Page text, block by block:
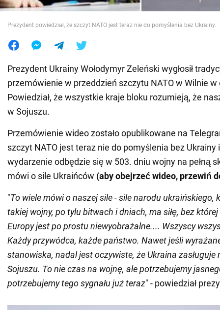
Jedzenie
Prezydent powiedział, że szczyt NATO jest teraz nie do pomyślenia bez Ukrainy.
Prezydent Ukrainy Wołodymyr Zeleński wygłosił
przemówienie w przeddzień szczytu NATO w Wilnie w
Powiedział, że wszystkie kraje bloku rozumieją, że
w Sojuszu.
Przemówienie wideo zostało opublikowane na
szczyt NATO jest teraz nie do pomyślenia bez Ukrainy
wydarzenie odbędzie się w 503. dniu wojny na pełną
mówi o sile Ukraińców (aby obejrzeć wideo, przewiń
"To wiele mówi o naszej sile - sile narodu ukraińskiego,
takiej wojny, po tylu bitwach i dniach, ma siłę, bez
Europy jest po prostu niewyobrażalne.... Wszyscy
Każdy przywódca, każde państwo. Nawet jeśli
stanowiska, nadal jest oczywiste, że Ukraina zasługuje
Sojuszu. To nie czas na wojnę, ale potrzebujemy
potrzebujemy tego sygnału już teraz" - powiedział